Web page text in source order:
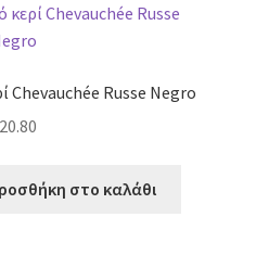
Chevauchée Russe Negro
στο καλάθι